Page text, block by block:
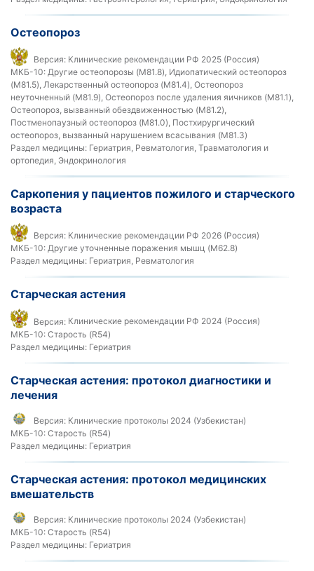
Остеопороз
Версия: Клинические рекомендации РФ 2025 (Россия)
МКБ-10: Другие остеопорозы (M81.8), Идиопатический остеопороз
(M81.5), Лекарственный остеопороз (M81.4), Остеопороз
неуточненный (M81.9), Остеопороз после удаления яичников (M81.1),
Остеопороз, вызванный обездвиженностью (M81.2),
Постменопаузный остеопороз (M81.0), Постхирургический
остеопороз, вызванный нарушением всасывания (M81.3)
Раздел медицины: Гериатрия, Ревматология, Травматология и
ортопедия, Эндокринология
Саркопения у пациентов пожилого и старческого
возраста
Версия: Клинические рекомендации РФ 2026 (Россия)
МКБ-10: Другие уточненные поражения мышц (M62.8)
Раздел медицины: Гериатрия, Ревматология
Старческая астения
Версия: Клинические рекомендации РФ 2024 (Россия)
МКБ-10: Старость (R54)
Раздел медицины: Гериатрия
Старческая астения: протокол диагностики и
лечения
Версия: Клинические протоколы 2024 (Узбекистан)
МКБ-10: Старость (R54)
Раздел медицины: Гериатрия
Старческая астения: протокол медицинских
вмешательств
Версия: Клинические протоколы 2024 (Узбекистан)
МКБ-10: Старость (R54)
Раздел медицины: Гериатрия